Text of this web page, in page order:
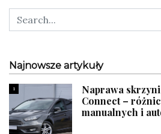
Najnowsze artykuły
1
Naprawa
Connect –
manualnych i